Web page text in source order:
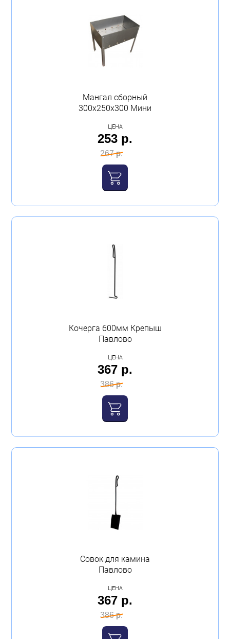
Мангал сборный
300х250х300 Мини
ЦЕНА
253 р.
267 р.
Кочерга 600мм Крепыш
Павлово
ЦЕНА
367 р.
386 р.
Совок для камина
Павлово
ЦЕНА
367 р.
386 р.